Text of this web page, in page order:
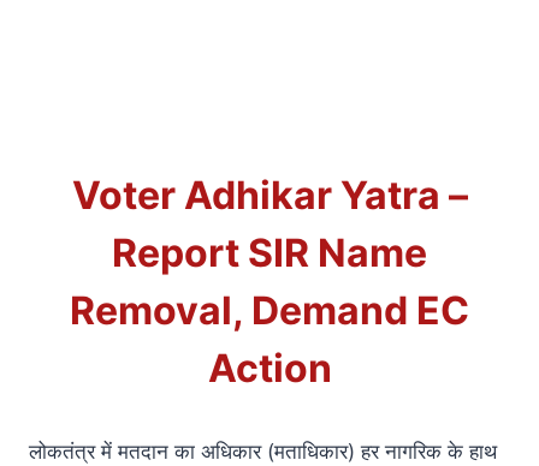
Voter Adhikar Yatra –
Report SIR Name
Removal, Demand EC
Action
लोकतंत्र में मतदान का अधिकार (मताधिकार) हर नागरिक के हाथ